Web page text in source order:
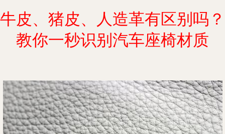
牛皮、猪皮、人造革有区别吗？
教你一秒识别汽车座椅材质